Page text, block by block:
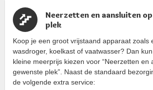
Neerzetten en aansluiten
plek
Koop je een groot vrijstaand apparaat zoals
wasdroger, koelkast of vaatwasser? Dan
kleine meerprijs kiezen voor “Neerzetten en
gewenste plek”. Naast de standaard
de volgende extra service: